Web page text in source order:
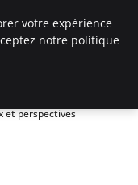
et perspectives
votre expérience
notre politique